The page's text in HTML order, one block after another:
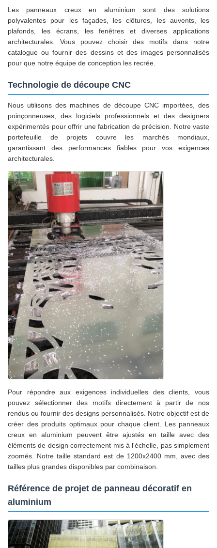
Les panneaux creux en aluminium sont des solutions
polyvalentes pour les façades, les clôtures, les auvents, les
plafonds, les écrans, les fenêtres et diverses applications
architecturales. Vous pouvez choisir des motifs dans notre
catalogue ou fournir des dessins et des images personnalisés
pour que notre équipe de conception les recrée.
Technologie de découpe CNC
Nous utilisons des machines de découpe CNC importées, des
poinçonneuses, des logiciels professionnels et des designers
expérimentés pour offrir une fabrication de précision. Notre vaste
portefeuille de projets couvre les marchés mondiaux,
garantissant des performances fiables pour vos exigences
architecturales.
Pour répondre aux exigences individuelles des clients, vous
pouvez sélectionner des motifs directement à partir de nos
rendus ou fournir des designs personnalisés. Notre objectif est de
créer des produits optimaux pour chaque client. Les panneaux
creux en aluminium peuvent être ajustés en taille avec des
éléments de design correctement mis à l'échelle, pas simplement
zoomés. Notre taille standard est de 1200x2400 mm, avec des
tailles plus grandes disponibles par combinaison.
Référence de projet de panneau décoratif en
aluminium